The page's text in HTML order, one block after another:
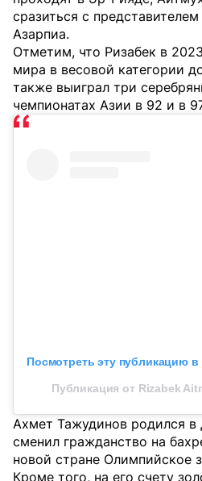
сразиться с
Азарпиа.
Отметим, что Ризабек в
мира в весовой категории
также выиграл три
чемпионатах Азии в 92 и в
Посмотреть эту публикацию в
Публикация от Rizabek
Ахмет Тажудинов родился в
сменил гражданство на
новой стране Олимпийское
Кроме того, на его счету